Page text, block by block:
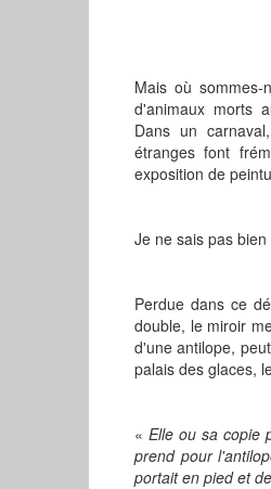
Mais où
d'animaux morts
Dans un
étranges font
exposition de
Je ne sais pas
Perdue dans ce
double, le miroir
d'une antilope,
palais des glaces,
«Elle ou sa copie
prend pour
portait en pied et